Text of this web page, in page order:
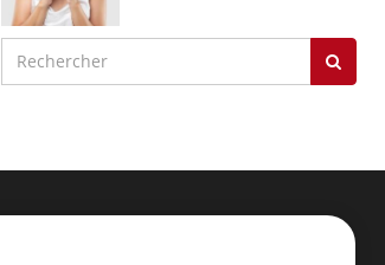
Comment oublier les écrans en
vacances ?